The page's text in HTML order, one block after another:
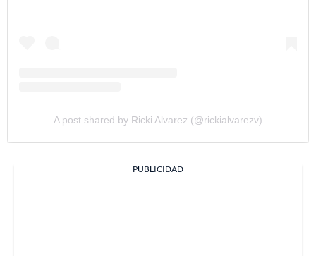
A post shared by Ricki Alvarez (@rickialvarezv)
PUBLICIDAD